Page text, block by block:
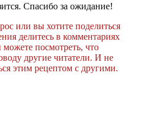
Спасибо за ожидание!
или вы хотите поделиться
делитесь в комментариях
посмотреть, что
другие читатели. И не
этим рецептом с другими.